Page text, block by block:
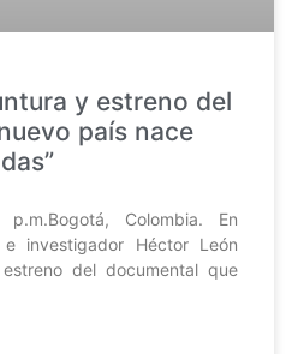
y estreno del
país nace
Colombia. En
investigador Héctor León
del documental que